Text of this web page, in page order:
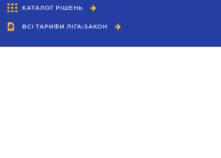
КАТАЛОГ РІШЕНЬ
ВСІ ТАРИФИ ЛІГА:ЗАКОН